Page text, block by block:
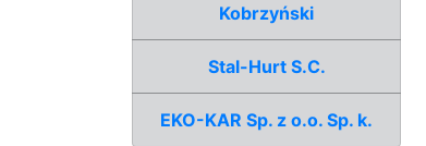
Kobrzyński
Stal-Hurt S.C.
EKO-KAR Sp. z o.o. Sp. k.